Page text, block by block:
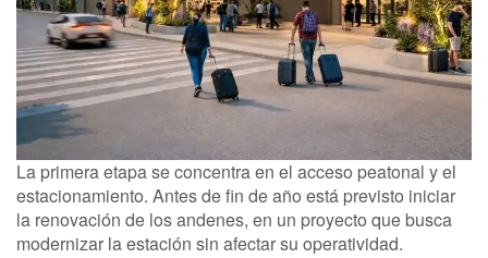
La primera etapa se concentra en el acceso peatonal y el
estacionamiento. Antes de fin de año está previsto iniciar
la renovación de los andenes, en un proyecto que busca
modernizar la estación sin afectar su operatividad.